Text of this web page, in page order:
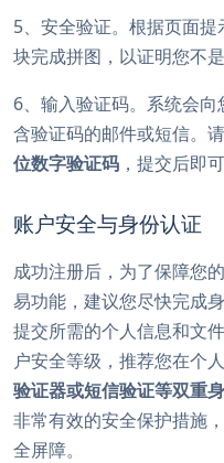
5、安全验证。根据页面
块完成拼图，以证明您不是
6、输入验证码。系统会
含验证码的邮件或短信。
位数字验证码 ，提交后即
账户安全与身份认证
成功注册后，为了保障您
易功能，建议您尽快完成
提交所需的个人信息和文
户安全等级，推荐您在个
验证器或短信验证等双重
非常有效的安全保护措施
全屏障。